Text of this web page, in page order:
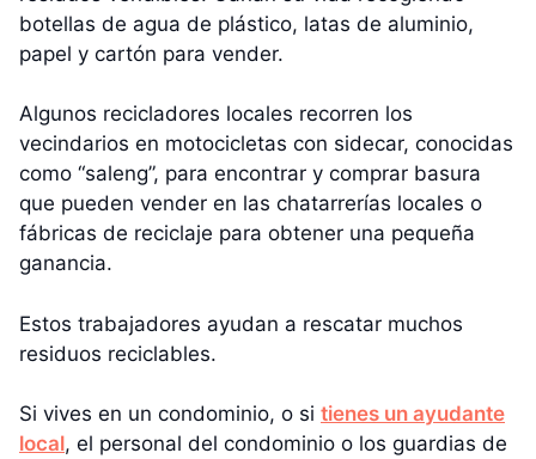
botellas de agua de plástico, latas de aluminio,
papel y cartón para vender.
Algunos recicladores locales recorren los
vecindarios en motocicletas con sidecar, conocidas
como “saleng”, para encontrar y comprar basura
que pueden vender en las chatarrerías locales o
fábricas de reciclaje para obtener una pequeña
ganancia.
Estos trabajadores ayudan a rescatar muchos
residuos reciclables.
Si vives en un condominio, o si tienes un ayudante
local, el personal del condominio o los guardias de